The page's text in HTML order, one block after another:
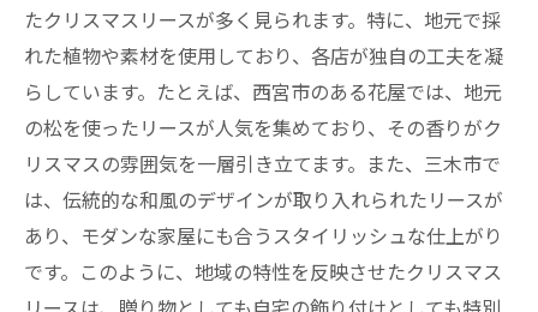
三木市で出会うユニークなリースの特徴
オリジナルリースのデザインとその魅力
個性が光るリースを手に入れるコツ
地元の花屋が提案する特別なリース
三木市で人気のオリジナルデザインリース
自分だけのリースを作る楽しみ方
たクリスマスリースが多く見られます。特に、地元で採
れた植物や素材を使用しており、各店が独自の工夫を凝
らしています。たとえば、西宮市のある花屋では、地元
の松を使ったリースが人気を集めており、その香りがク
リスマスの雰囲気を一層引き立てます。また、三木市で
は、伝統的な和風のデザインが取り入れられたリースが
あり、モダンな家屋にも合うスタイリッシュな仕上がり
です。このように、地域の特性を反映させたクリスマス